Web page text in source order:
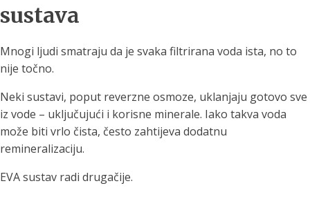
sustava
Mnogi ljudi smatraju da je svaka filtrirana voda ista, no to
nije točno.
Neki sustavi, poput reverzne osmoze, uklanjaju gotovo sve
iz vode – uključujući i korisne minerale. Iako takva voda
može biti vrlo čista, često zahtijeva dodatnu
remineralizaciju.
EVA sustav radi drugačije.